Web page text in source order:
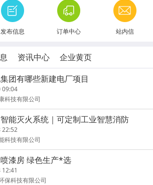
发布信息 订单中心 站内信
资讯中心
企业黄页
团有哪些新建电厂项目
09:04
科技有限公司
能灭火系统｜可定制工业智慧消防
22:52
科技有限公司
漆房 绿色生产*选
保科技有限公司